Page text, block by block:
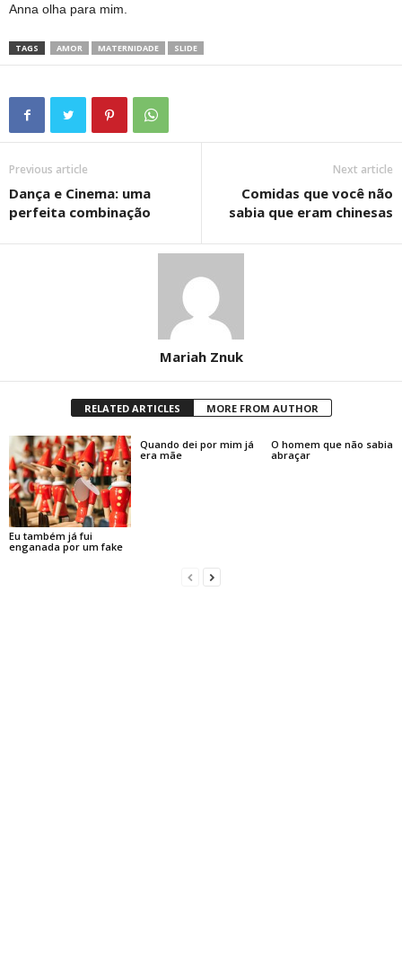
Anna olha para mim.
TAGS AMOR MATERNIDADE SLIDE
Previous article
Dança e Cinema: uma
perfeita combinação
Next article
Comidas que você não
sabia que eram chinesas
Mariah Znuk
RELATED ARTICLES MORE FROM AUTHOR
Eu também já fui
enganada por um fake
Quando dei por mim já
era mãe
O homem que não sabia
abraçar